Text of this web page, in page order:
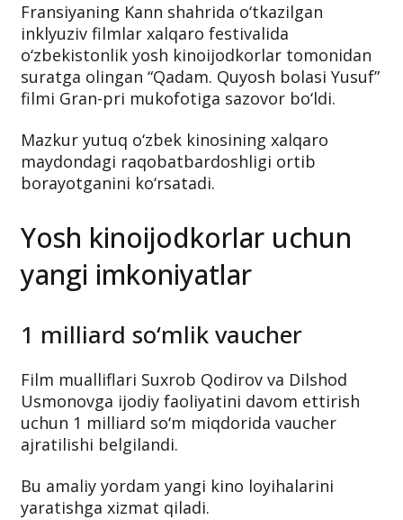
Fransiyaning Kann shahrida o‘tkazilgan
inklyuziv filmlar xalqaro festivalida
o‘zbekistonlik yosh kinoijodkorlar tomonidan
suratga olingan “Qadam. Quyosh bolasi Yusuf”
filmi Gran-pri mukofotiga sazovor bo‘ldi.
Mazkur yutuq o‘zbek kinosining xalqaro
maydondagi raqobatbardoshligi ortib
borayotganini ko‘rsatadi.
Yosh kinoijodkorlar uchun
yangi imkoniyatlar
1 milliard so‘mlik vaucher
Film mualliflari Suxrob Qodirov va Dilshod
Usmonovga ijodiy faoliyatini davom ettirish
uchun 1 milliard so‘m miqdorida vaucher
ajratilishi belgilandi.
Bu amaliy yordam yangi kino loyihalarini
yaratishga xizmat qiladi.